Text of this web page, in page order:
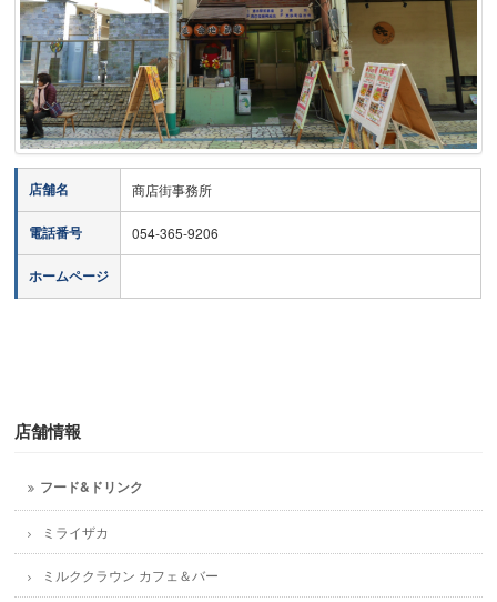
店舗名 商店街事務所
電話番号 054-365-9206
ホームページ
店舗情報
フード&ドリンク
ミライザカ
ミルククラウン カフェ＆バー